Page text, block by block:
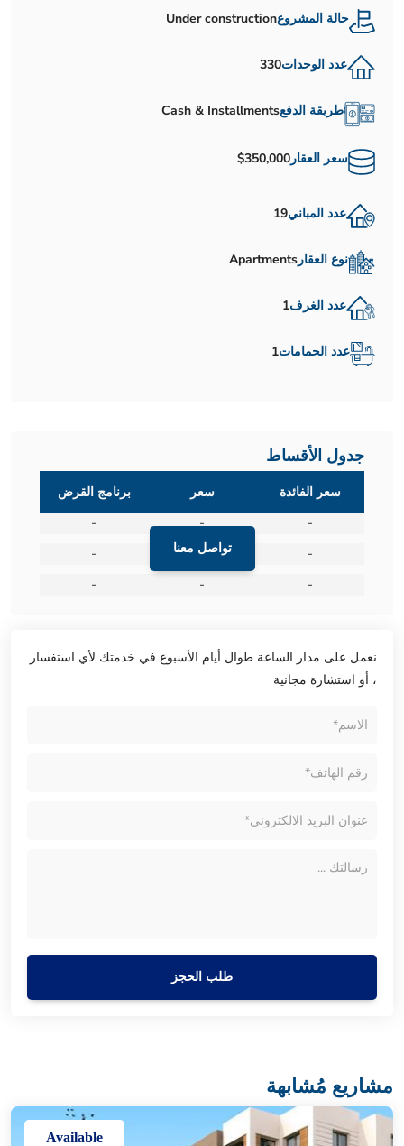
حالة المشروعUnder construction
عدد الوحدات330
طريقة الدفعCash & Installments
سعر العقار$350,000
عدد المباني19
نوع العقارApartments
عدد الغرف1
عدد الحمامات1
جدول الأقساط
تواصل معنا
سعر الفائدة سعر
برنامج القرض
-
-
-
-
-
-
-
-
-
نعمل على مدار الساعة طوال أيام الأسبوع في خدمتك لأي استفسار
، أو استشارة مجانية
طلب الحجز
مشاريع مُشابهة
Available